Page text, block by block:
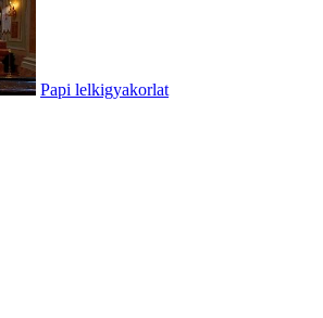
Papi lelkigyakorlat